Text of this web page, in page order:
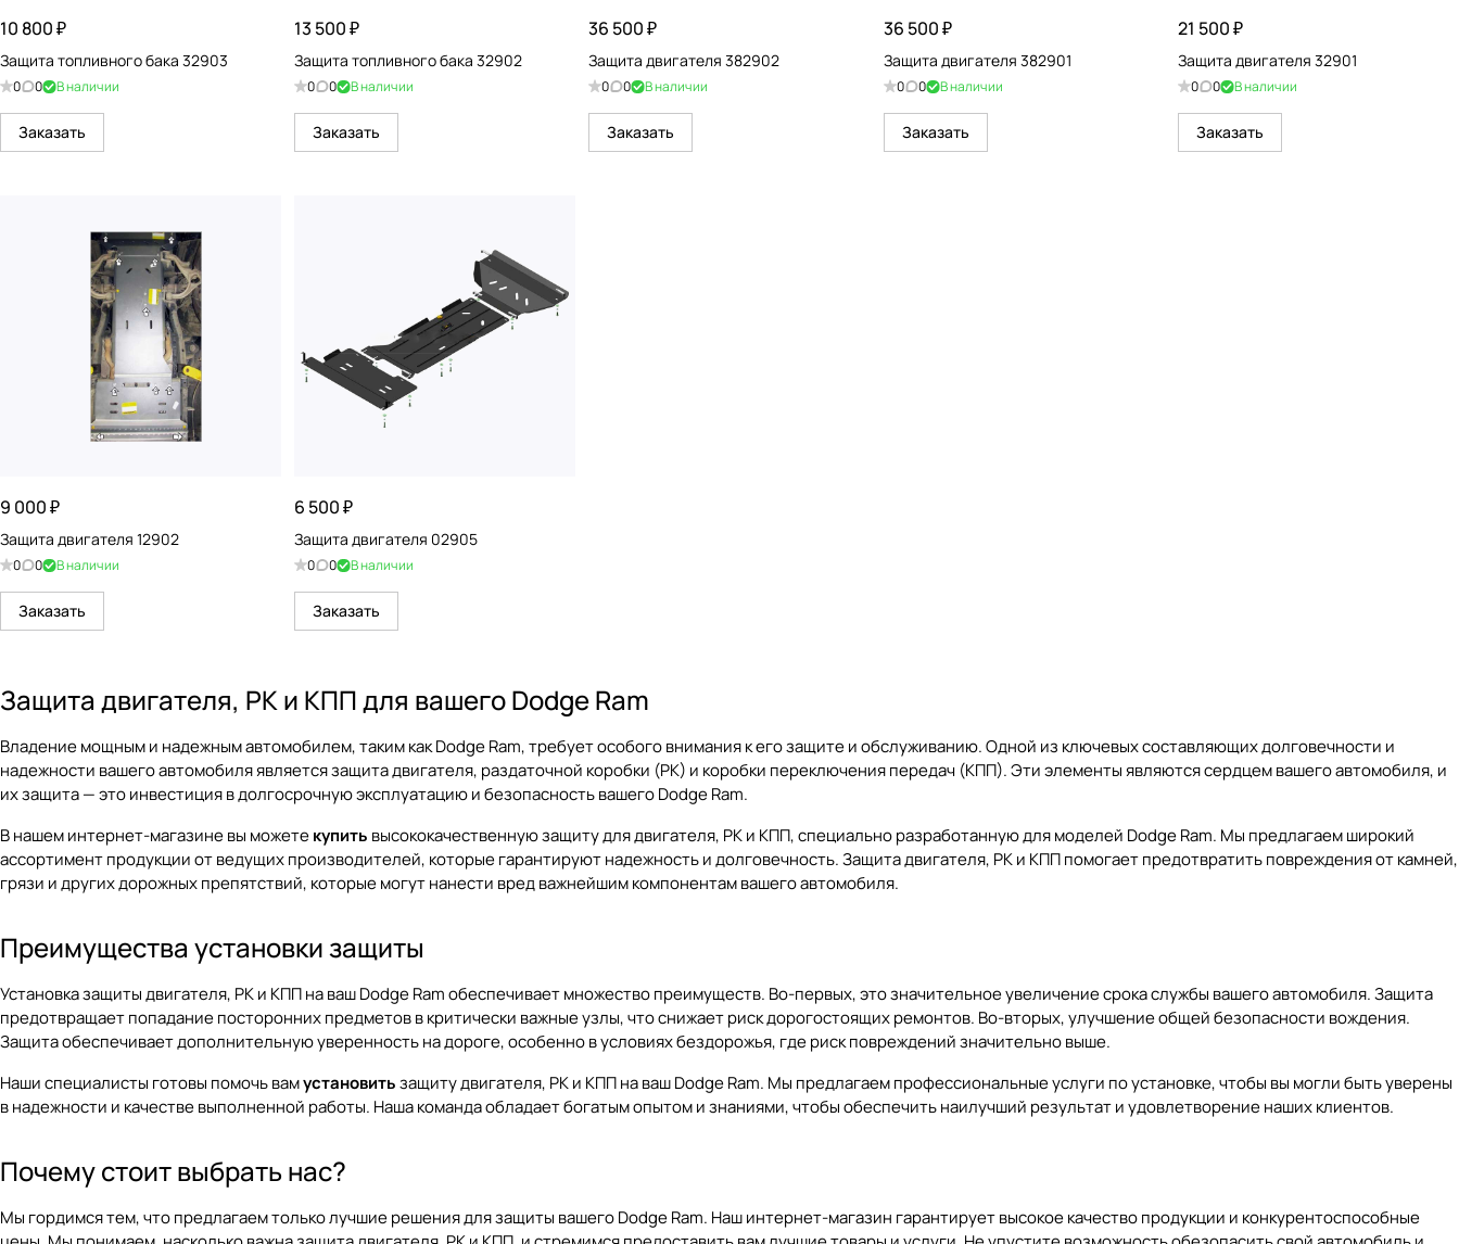
10 800 ₽
Защита топливного бака 32903
0 0 В наличии
Заказать
13 500 ₽
Защита топливного бака 32902
0 0 В наличии
Заказать
36 500 ₽
Защита двигателя 382902
0 0 В наличии
Заказать
36 500 ₽
Защита двигателя 382901
0 0 В наличии
Заказать
21 500 ₽
Защита двигателя 32901
0 0 В наличии
Заказать
9 000 ₽
Защита двигателя 12902
0 0 В наличии
Заказать
6 500 ₽
Защита двигателя 02905
0 0 В наличии
Заказать
Защита двигателя, РК и КПП для вашего Dodge Ram
Владение мощным и надежным автомобилем, таким как Dodge Ram, требует особого внимания к его защите и обслуживанию. Одной из ключевых составляющих долговечности и
надежности вашего автомобиля является защита двигателя, раздаточной коробки (РК) и коробки переключения передач (КПП). Эти элементы являются сердцем вашего автомобиля, и
их защита — это инвестиция в долгосрочную эксплуатацию и безопасность вашего Dodge Ram.
В нашем интернет-магазине вы можетекупить высококачественную защиту для двигателя, РК и КПП, специально разработанную для моделей Dodge Ram. Мы предлагаем широкий
ассортимент продукции от ведущих производителей, которые гарантируют надежность и долговечность. Защита двигателя, РК и КПП помогает предотвратить повреждения от камней,
грязи и других дорожных препятствий, которые могут нанести вред важнейшим компонентам вашего автомобиля.
Преимущества установки защиты
Установка защиты двигателя, РК и КПП на ваш Dodge Ram обеспечивает множество преимуществ. Во-первых, это значительное увеличение срока службы вашего автомобиля. Защита
предотвращает попадание посторонних предметов в критически важные узлы, что снижает риск дорогостоящих ремонтов. Во-вторых, улучшение общей безопасности вождения.
Защита обеспечивает дополнительную уверенность на дороге, особенно в условиях бездорожья, где риск повреждений значительно выше.
Наши специалисты готовы помочь вамустановитьзащиту двигателя, РК и КПП на ваш Dodge Ram. Мы предлагаем профессиональные услуги по установке, чтобы вы могли быть уверены
в надежности и качестве выполненной работы. Наша команда обладает богатым опытом и знаниями, чтобы обеспечить наилучший результат и удовлетворение наших клиентов.
Почему стоит выбрать нас?
Мы гордимся тем, что предлагаем только лучшие решения для защиты вашего Dodge Ram. Наш интернет-магазин гарантирует высокое качество продукции и конкурентоспособные